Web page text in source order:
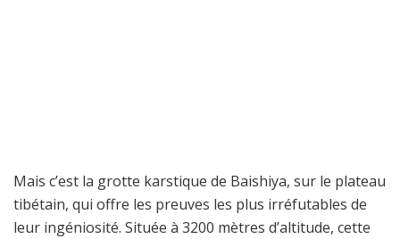
Mais c’est la grotte karstique de Baishiya, sur le plateau
tibétain, qui offre les preuves les plus irréfutables de
leur ingéniosité. Située à 3200 mètres d’altitude, cette